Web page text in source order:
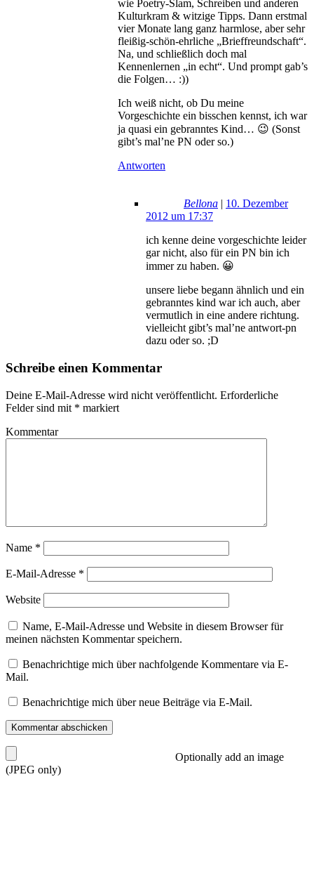
wie Poetry-Slam, Schreiben und anderen
Kulturkram & witzige Tipps. Dann erstmal
vier Monate lang ganz harmlose, aber sehr
fleißig-schön-ehrliche „Brieffreundschaft“.
Na, und schließlich doch mal
Kennenlernen „in echt“. Und prompt gab’s
die Folgen… :))
Ich weiß nicht, ob Du meine
Vorgeschichte ein bisschen kennst, ich war
ja quasi ein gebranntes Kind… 😉 (Sonst
gibt’s mal’ne PN oder so.)
Antworten
Bellona | 10. Dezember
2012 um 17:37
ich kenne deine vorgeschichte leider
gar nicht, also für ein PN bin ich
immer zu haben. 😀
unsere liebe begann ähnlich und ein
gebranntes kind war ich auch, aber
vermutlich in eine andere richtung.
vielleicht gibt’s mal’ne antwort-pn
dazu oder so. ;D
Schreibe einen Kommentar
Deine E-Mail-Adresse wird nicht veröffentlicht. Erforderliche
Felder sind mit * markiert
Kommentar
Name *
E-Mail-Adresse *
Website
Name, E-Mail-Adresse und Website in diesem Browser für
meinen nächsten Kommentar speichern.
Benachrichtige mich über nachfolgende Kommentare via E-
Mail.
Benachrichtige mich über neue Beiträge via E-Mail.
Optionally add an image
(JPEG only)